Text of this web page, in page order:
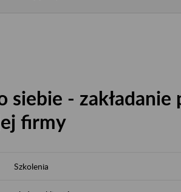
siebie -
firmy
Szkolenia